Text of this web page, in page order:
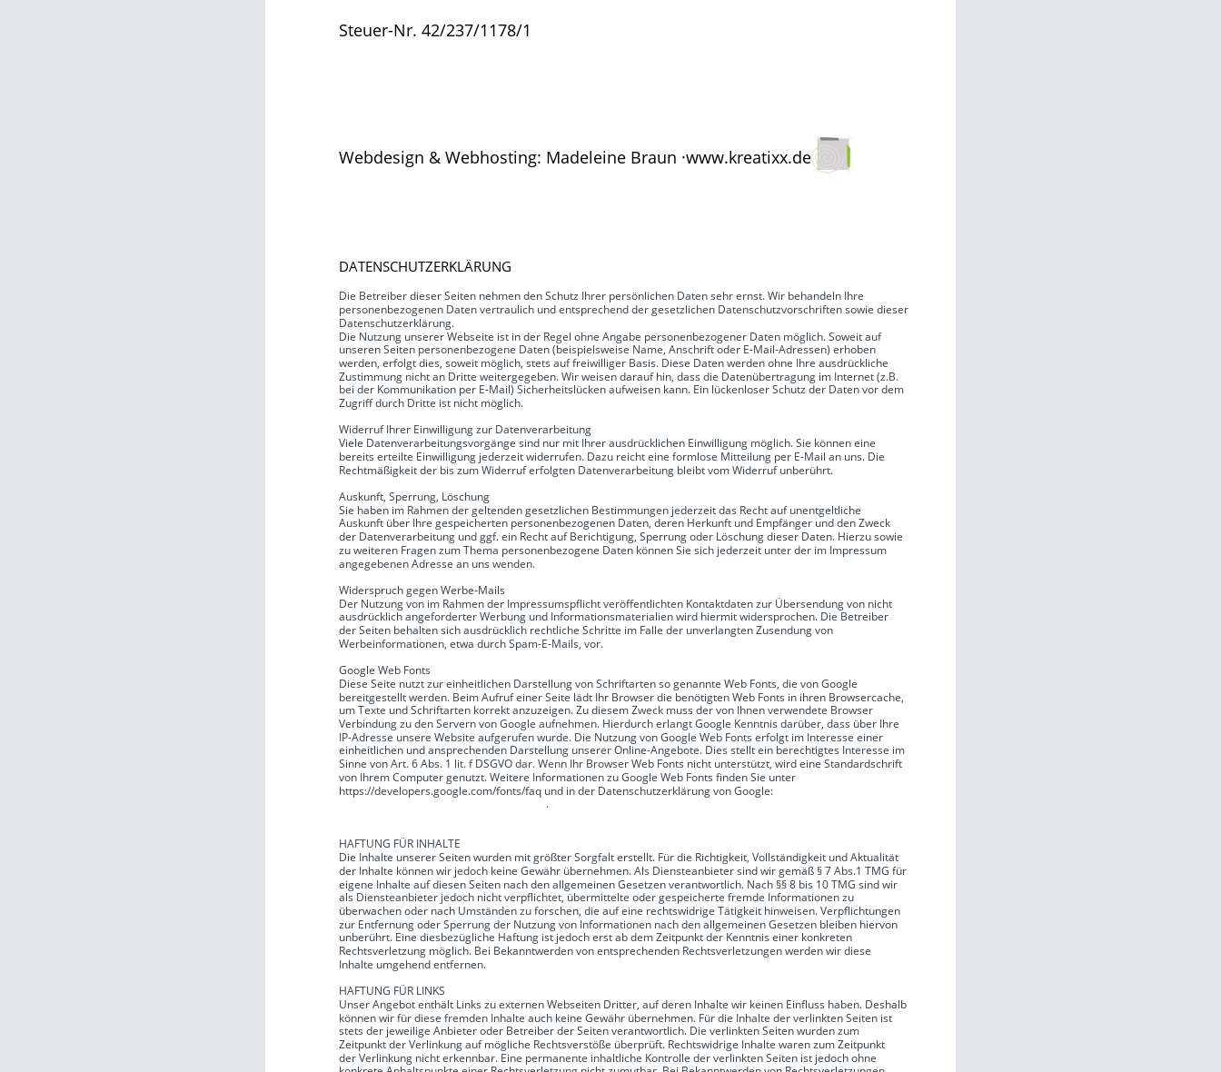
Steuer-Nr. 42/237/1178/1
Webdesign & Webhosting: Madeleine Braun · www.kreatixx.de
DATENSCHUTZERKLÄRUNG
Die Betreiber dieser Seiten nehmen den Schutz Ihrer persönlichen Daten sehr ernst. Wir behandeln Ihre
personenbezogenen Daten vertraulich und entsprechend der gesetzlichen Datenschutzvorschriften sowie dieser
Datenschutzerklärung.
Die Nutzung unserer Webseite ist in der Regel ohne Angabe personenbezogener Daten möglich. Soweit auf
unseren Seiten personenbezogene Daten (beispielsweise Name, Anschrift oder E-Mail-Adressen) erhoben
werden, erfolgt dies, soweit möglich, stets auf freiwilliger Basis. Diese Daten werden ohne Ihre ausdrückliche
Zustimmung nicht an Dritte weitergegeben. Wir weisen darauf hin, dass die Datenübertragung im Internet (z.B.
bei der Kommunikation per E-Mail) Sicherheitslücken aufweisen kann. Ein lückenloser Schutz der Daten vor dem
Zugriff durch Dritte ist nicht möglich.
Widerruf Ihrer Einwilligung zur Datenverarbeitung
Viele Datenverarbeitungsvorgänge sind nur mit Ihrer ausdrücklichen Einwilligung möglich. Sie können eine
bereits erteilte Einwilligung jederzeit widerrufen. Dazu reicht eine formlose Mitteilung per E-Mail an uns. Die
Rechtmäßigkeit der bis zum Widerruf erfolgten Datenverarbeitung bleibt vom Widerruf unberührt.
Auskunft, Sperrung, Löschung
Sie haben im Rahmen der geltenden gesetzlichen Bestimmungen jederzeit das Recht auf unentgeltliche
Auskunft über Ihre gespeicherten personenbezogenen Daten, deren Herkunft und Empfänger und den Zweck
der Datenverarbeitung und ggf. ein Recht auf Berichtigung, Sperrung oder Löschung dieser Daten. Hierzu sowie
zu weiteren Fragen zum Thema personenbezogene Daten können Sie sich jederzeit unter der im Impressum
angegebenen Adresse an uns wenden.
Widerspruch gegen Werbe-Mails
Der Nutzung von im Rahmen der Impressumspflicht veröffentlichten Kontaktdaten zur Übersendung von nicht
ausdrücklich angeforderter Werbung und Informationsmaterialien wird hiermit widersprochen. Die Betreiber
der Seiten behalten sich ausdrücklich rechtliche Schritte im Falle der unverlangten Zusendung von
Werbeinformationen, etwa durch Spam-E-Mails, vor.
Google Web Fonts
Diese Seite nutzt zur einheitlichen Darstellung von Schriftarten so genannte Web Fonts, die von Google
bereitgestellt werden. Beim Aufruf einer Seite lädt Ihr Browser die benötigten Web Fonts in ihren Browsercache,
um Texte und Schriftarten korrekt anzuzeigen. Zu diesem Zweck muss der von Ihnen verwendete Browser
Verbindung zu den Servern von Google aufnehmen. Hierdurch erlangt Google Kenntnis darüber, dass über Ihre
IP-Adresse unsere Website aufgerufen wurde. Die Nutzung von Google Web Fonts erfolgt im Interesse einer
einheitlichen und ansprechenden Darstellung unserer Online-Angebote. Dies stellt ein berechtigtes Interesse im
Sinne von Art. 6 Abs. 1 lit. f DSGVO dar. Wenn Ihr Browser Web Fonts nicht unterstützt, wird eine Standardschrift
von Ihrem Computer genutzt. Weitere Informationen zu Google Web Fonts finden Sie unter
https://developers.google.com/fonts/faq und in der Datenschutzerklärung von Google:
.
HAFTUNG FÜR INHALTE
Die Inhalte unserer Seiten wurden mit größter Sorgfalt erstellt. Für die Richtigkeit, Vollständigkeit und Aktualität
der Inhalte können wir jedoch keine Gewähr übernehmen. Als Diensteanbieter sind wir gemäß § 7 Abs.1 TMG für
eigene Inhalte auf diesen Seiten nach den allgemeinen Gesetzen verantwortlich. Nach §§ 8 bis 10 TMG sind wir
als Diensteanbieter jedoch nicht verpflichtet, übermittelte oder gespeicherte fremde Informationen zu
überwachen oder nach Umständen zu forschen, die auf eine rechtswidrige Tätigkeit hinweisen. Verpflichtungen
zur Entfernung oder Sperrung der Nutzung von Informationen nach den allgemeinen Gesetzen bleiben hiervon
unberührt. Eine diesbezügliche Haftung ist jedoch erst ab dem Zeitpunkt der Kenntnis einer konkreten
Rechtsverletzung möglich. Bei Bekanntwerden von entsprechenden Rechtsverletzungen werden wir diese
Inhalte umgehend entfernen.
HAFTUNG FÜR LINKS
Unser Angebot enthält Links zu externen Webseiten Dritter, auf deren Inhalte wir keinen Einfluss haben. Deshalb
können wir für diese fremden Inhalte auch keine Gewähr übernehmen. Für die Inhalte der verlinkten Seiten ist
stets der jeweilige Anbieter oder Betreiber der Seiten verantwortlich. Die verlinkten Seiten wurden zum
Zeitpunkt der Verlinkung auf mögliche Rechtsverstöße überprüft. Rechtswidrige Inhalte waren zum Zeitpunkt
der Verlinkung nicht erkennbar. Eine permanente inhaltliche Kontrolle der verlinkten Seiten ist jedoch ohne